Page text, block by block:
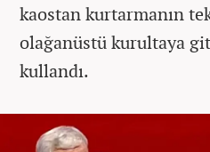
kaostan kurtarmanın
olağanüstü kurultaya
kullandı.